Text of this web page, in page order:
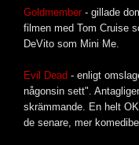
Goldmember - gillade
filmen med Tom Cruise
DeVito som Mini Me.
Evil Dead - enligt
någonsin sett".
skrämmande. En helt
de senare, mer